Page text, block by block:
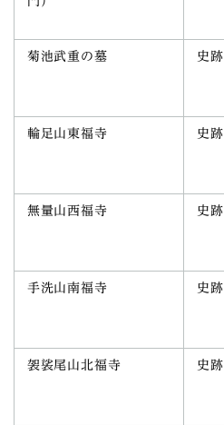
菊池武重の墓 史跡
輪足山東福寺 史跡
無量山西福寺 史跡
手洗山南福寺 史跡
袈裟尾山北福寺 史跡